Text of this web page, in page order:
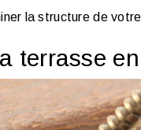
la structure de
terrasse